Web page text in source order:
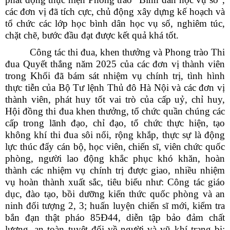
các đơn vị đã tích cực, chủ động xây dựng kế hoạch và
tổ chức các lớp học bình dân học vụ số, nghiêm túc,
chặt chẽ, bước đầu đạt được kết quả khá tốt.
Công tác thi đua, khen thưởng và Phong trào Thi
đua Quyết thắng năm 2025 của các đơn vị thành viên
trong Khối đã bám sát nhiệm vụ chính trị, tình hình
thực tiễn của Bộ Tư lệnh Thủ đô Hà Nội và các đơn vị
thành viên, phát huy tốt vai trò của cấp uỷ, chỉ huy,
Hội đồng thi đua khen thưởng, tổ chức quần chúng các
cấp trong lãnh đạo, chỉ đạo, tổ chức thực hiện, tạo
không khí thi đua sôi nổi, rộng khắp, thực sự là động
lực thúc đẩy cán bộ, học viên, chiến sĩ, viên chức quốc
phòng, người lao động khắc phục khó khăn, hoàn
thành các nhiệm vụ chính trị được giao, nhiều nhiệm
vụ hoàn thành xuất sắc, tiêu biểu như: Công tác giáo
dục, đào tạo, bồi dưỡng kiến thức quốc phòng và an
ninh đối tượng 2, 3; huấn luyện chiến sĩ mới, kiểm tra
bắn đạn thật pháo 85Đ44, diễn tập bảo đảm chất